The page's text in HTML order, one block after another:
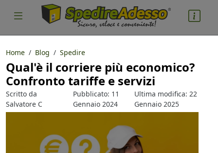
cosa spedire
Pacco
Nazione partenza
Home Blog Spedire
Qual'è il corriere più economico?
Confronto tariffe e servizi
Scritto da
Salvatore C
Parlacino
Pubblicato: 11
Gennaio 2024
Ultima modifica: 22
Gennaio 2025